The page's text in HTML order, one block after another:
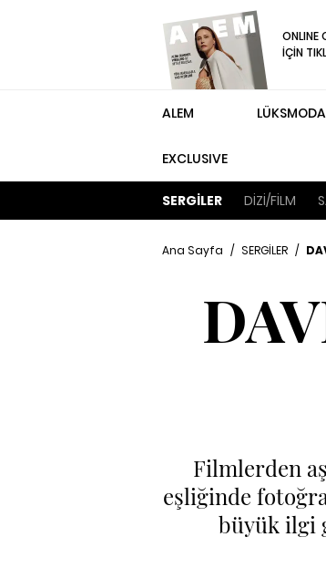
ONLINE
İÇİN
ALEM
EXCLUSIVE
LÜKSMODA
SERGİLER DİZİ/FİLM
Ana Sayfa / SERGİLER /
Filmlerden
eşliğinde
büyük ilgi